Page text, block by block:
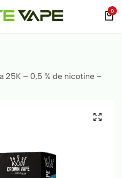
0
25K – 0,5 % de nicotine –